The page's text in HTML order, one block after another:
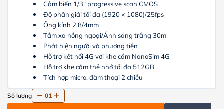
Cảm biến 1/3″ progressive scan CMOS
Độ phân giải tối đa (1920 × 1080)/25fps
Ống kính 2.8/4mm
Tầm xa hồng ngoại/Ánh sáng trắng 30m
Phát hiện người và phương tiện
Hỗ trợ kết nối 4G với khe cắm NanoSim 4G
Hỗ trợ khe cắm thẻ nhớ tối đa 512GB
Tích hợp micro, đàm thoại 2 chiều
Số lượng 01